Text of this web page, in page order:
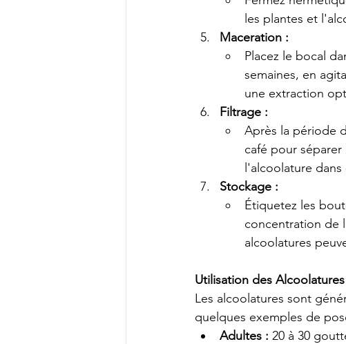
les plantes et
Maceration :
Placez le bocal
semaines, en
une extraction
Filtrage :
Après la période
café pour
l'alcoolature
Stockage :
Étiquetez les
concentration de
alcoolatures
Utilisation des Alcoolatures
Les alcoolatures sont
quelques exemples de
Adultes : 20 à 30